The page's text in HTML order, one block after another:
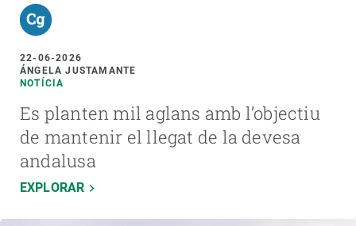
22-06-2026
ÁNGELA JUSTAMANTE
NOTÍCIA
Es planten mil aglans amb l’objectiu
de mantenir el llegat de la devesa
andalusa
EXPLORAR